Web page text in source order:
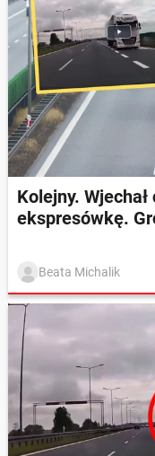
Kolejny.
ekspresówkę.
Beata Michalik